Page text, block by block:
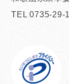
TEL 0735-29-